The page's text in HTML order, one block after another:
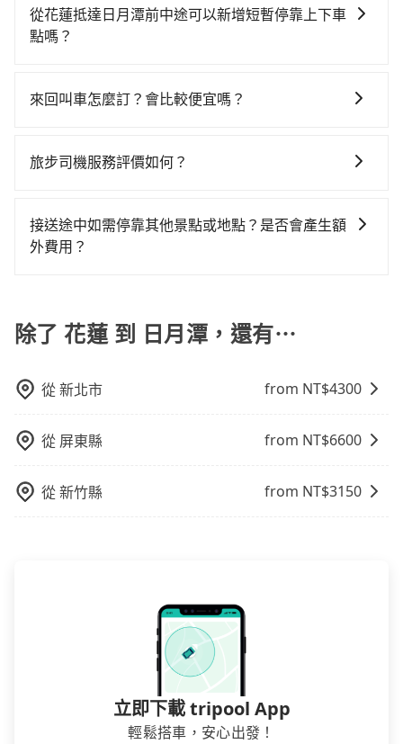
元。不過花蓮縣領有合法執照的計程車僅有1,000多輛，
計程車的密度為雙北的0.5%，換句話說，臨時要叫小黃
人便漫天喊價或恣意繞路。但如果全程使用tripool並到
1,830元車資，而且更會額外浪費93分鐘在轉乘與等車
里程限定200~400公里，超過還會額外加收100~2,000
元不等的費用。由於絕大多數的租車公司都沒有提供甲
搭計程車便宜，且在前往日月潭的途中預計邊開邊玩，
花蓮還有段路，且須配合車行營業時間做租還動作，另
還車時可能遭遇各種莫名理由而被額外收費，風險可謂
不小。
輛，計程車密度為雙北的0.5%，也就是說要臨時叫到小
黃的難度是台北或新北的200倍之多。如果當天或隔天也
蓮縣有些計程車司機不按錶計費，約有32%會採現場議
到車以及計程車司機不跳錶計費的風險，如你們人數在
包車：優點是搭乘舒適可以根據自己的需求安排時間和
地點上車較客製化。此外，司機還會提供各種旅遊建議
通塞車時亦會加收延遲費用，一般屬短程接駁為主。 -
事後也無法申訴退費。
從花蓮抵達日月潭前中途可以新增短暫停靠上下車
點嗎？
往日月潭的途中可備註加點。每個加點位置，前後額外
外費用是必要的補償。
來回叫車怎麼訂？會比較便宜嗎？
趟車的資訊，所以如果需要來回叫車，請分兩筆訂單預
不限單程或來回。
旅步司機服務評價如何？
機非常高的評價，認為他們非常專業且親切！讓他們的
旅程更加順暢和舒適。」
接送途中如需停靠其他景點或地點？是否會產生額
外費用？
公里內，需額外支付 200 元，且每個點最多停留 5 分
鐘。加點費用可以在乘車當天下車前給司機現付。如果
外支付費用。
除了 花蓮 到 日月潭，還有⋯
從新北市 from NT$4300
從 屏東縣 from NT$6600
從新竹縣 from NT$3150
立即下載 tripool App
輕鬆搭車，安心出發！